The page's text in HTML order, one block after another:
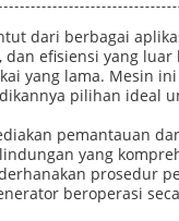
dari berbagai
efisiensi yang
yang lama. Mesin
pilihan ideal
pemantauan
yang
prosedur
beroperasi